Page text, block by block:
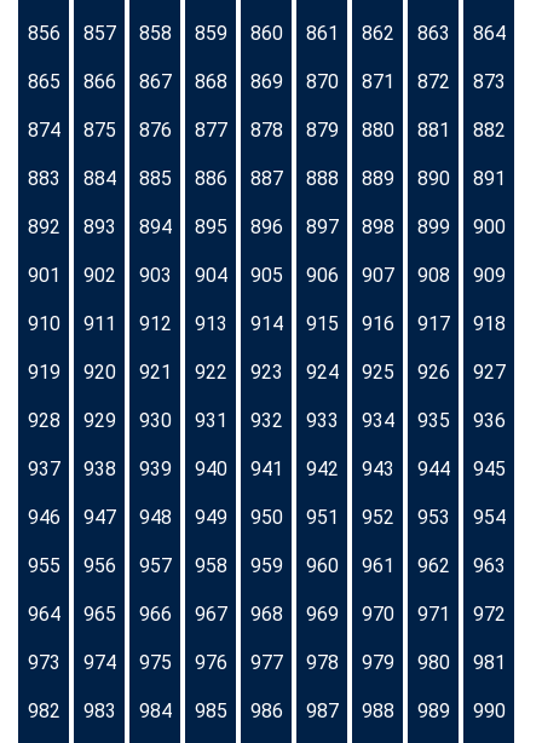
856 857 858 859 860 861 862 863 864
865 866 867 868 869 870 871 872 873
874 875 876 877 878 879 880 881 882
883 884 885 886 887 888 889 890 891
892 893 894 895 896 897 898 899 900
901 902 903 904 905 906 907 908 909
910 911 912 913 914 915 916 917 918
919 920 921 922 923 924 925 926 927
928 929 930 931 932 933 934 935 936
937 938 939 940 941 942 943 944 945
946 947 948 949 950 951 952 953 954
955 956 957 958 959 960 961 962 963
964 965 966 967 968 969 970 971 972
973 974 975 976 977 978 979 980 981
982 983 984 985 986 987 988 989 990